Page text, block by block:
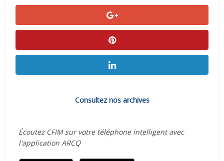
Consultez nos archives
Écoutez CFIM sur votre téléphone intelligent avec
l'application ARCQ